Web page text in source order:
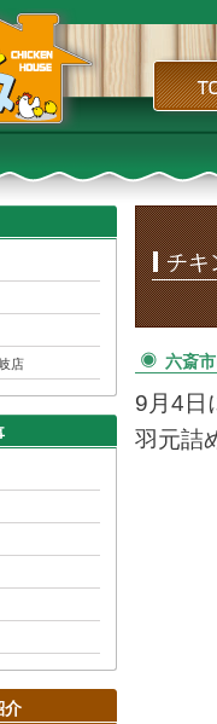
県産若どり
居酒屋
店
介
チキ
六斎
9月4日
羽元詰